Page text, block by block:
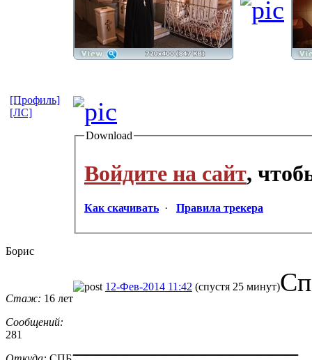
Download
Войдите на сайт,
Как скачивать · Правила трекера
[Профиль]
[ЛС]
Борис
Стаж: 16 лет
Сообщений:
281
12-Фев-2014 11:42 (спустя 25 минут)